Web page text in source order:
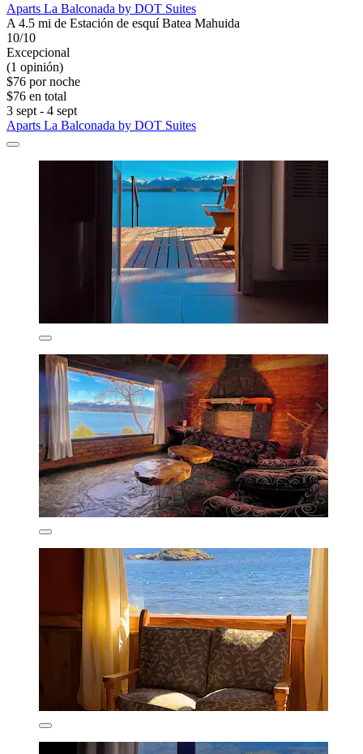
Aparts La Balconada by DOT Suites
A 4.5 mi de Estación de esquí Batea Mahuida
10/10
Excepcional
(1 opinión)
$76 por noche
$76 en total
3 sept - 4 sept
Aparts La Balconada by DOT Suites